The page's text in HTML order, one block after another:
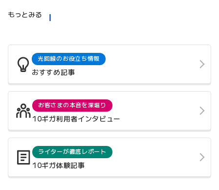
もっとみる
光回線のお役立ち情報
おすすめ記事
お客さまの本音を深堀り
10ギガ利用者インタビュー
ライターが徹底レポート
10ギガ体験記事